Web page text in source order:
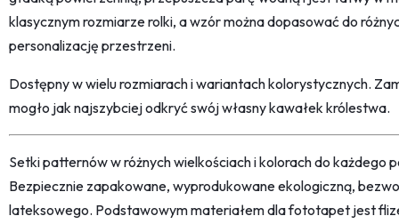
klasycznym rozmiarze rolki, a wzór można dopasować do
personalizację przestrzeni.
Dostępny w wielu rozmiarach i wariantach kolorystycznych.
mogło jak najszybciej odkryć swój własny kawałek królestwa.
Setki patternów w różnych wielkościach i kolorach do każdego
Bezpiecznie zapakowane, wyprodukowane ekologiczną,
lateksowego. Podstawowym materiałem dla fototapet jest